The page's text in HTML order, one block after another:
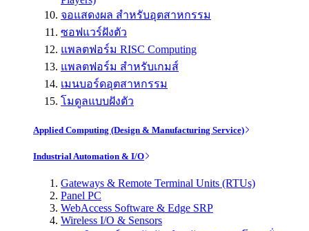
จอแสดงผล สำหรับอุตสาหกรรม
ซอฟแวร์ฝังตัว
แพลตฟอร์ม RISC Computing
แพลตฟอร์ม สำหรับเกมส์
เมนบอร์ดอุตสาหกรรม
โมดูลแบบฝังตัว
Applied Computing (Design & Manufacturing Service)
Industrial Automation & I/O
Gateways & Remote Terminal Units (RTUs)
Panel PC
WebAccess Software & Edge SRP
Wireless I/O & Sensors